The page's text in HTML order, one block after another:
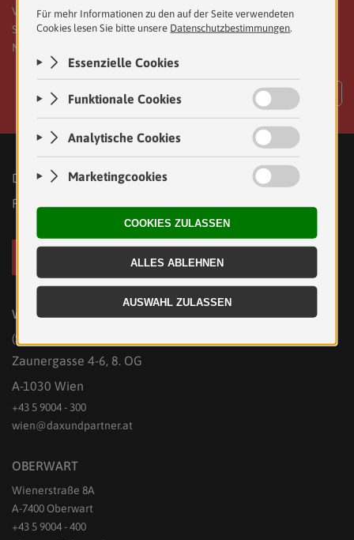
Vordergrund. Mit diesem Ziel vor Augen, suchen wir für unsere
Standorte im Burgenland, Wien und der Steiermark engagierte
MitarbeiterInnen.
MEHR ERFAHREN
DAX WUTZLHOFER UND PARTNER
RECHTSANWÄLTE GMBH
WIEN
(Sprechstelle)
Zaunergasse 4-6, 8. OG
A-1030 Wien
+43 5 9004 - 300
wien@daxundpartner.at
OBERWART
Wienerstraße 8A
A-7400 Oberwart
+43 5 9004 - 400